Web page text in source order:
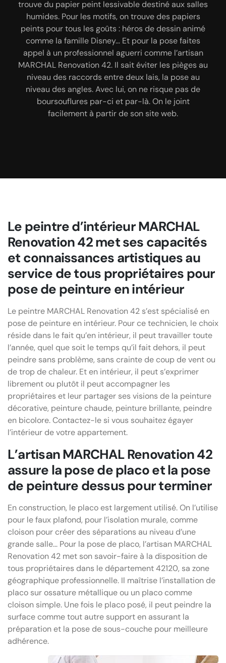
trouve du papier peint lessivable destiné aux salles
humides. Pour les motifs, on trouve des papiers
peints pour tous les goûts : héros de dessin animé
comme la famille Disney… Et pour la pose faites
appel à un professionnel aguerri comme l’artisan
MARCHAL Renovation 42. Il sait éviter les pièges au
niveau des raccords entre deux lais, la pose au
niveau des angles. Avec lui, on ne risque pas de
boursouflures par-ci et par-là. On le joint
facilement à partir de son site web.
Le papier peint ne cesse d’évoluer. Actuellement,
sur le marché, dans les magasins spécialisés, on
trouve du papier peint lessivable. Il existe une large
gamme de motifs pour satisfaire tous les goûts :
motifs géométriques, paysages, héros de cinéma…
Pour se retrouver dans tout cela,
l’accompagnement d’un professionnel comme
l’artisan MARCHAL Renovation 42 s’avère
nécessaire. Ainsi, le papier peint peut être utilisé
dans toutes les pièces de l’appartement, satisfaire
Le peintre MARCHAL Renovation 42 est le
spécialiste en travaux de peinture intérieur. Il
excelle dans la décoration intérieure. Pour donner
une animation visuelle à l’intérieur d’une maison, il
possède à sa disposition de nombreux matériaux.
On classe ces matériaux en deux groupes :
revêtements lourds et revêtements légers. Pour le
revêtement lourd, on trouve entre autre le béton
décoratif, le carrelage, la brique de parement… Pour
le revêtement léger on connaît mieux le papier
Le peintre d’intérieur MARCHAL
Renovation 42 met ses capacités
et connaissances artistiques au
service de tous propriétaires pour
pose de peinture en intérieur
Le peintre MARCHAL Renovation 42 s’est spécialisé en
pose de peinture en intérieur. Pour ce technicien, le choix
réside dans le fait qu’en intérieur, il peut travailler toute
l’année, quel que soit le temps qu’il fait dehors, il peut
peindre sans problème, sans crainte de coup de vent ou
de trop de chaleur. Et en intérieur, il peut s’exprimer
librement ou plutôt il peut accompagner les
propriétaires et leur partager ses visions de la peinture
décorative, peinture chaude, peinture brillante, peindre
en bicolore. Contactez-le si vous souhaitez égayer
l’intérieur de votre appartement.
L’artisan MARCHAL Renovation 42
assure la pose de placo et la pose
de peinture dessus pour terminer
En construction, le placo est largement utilisé. On l’utilise
pour le faux plafond, pour l’isolation murale, comme
cloison pour créer des séparations au niveau d’une
grande salle... Pour la pose de placo, l’artisan MARCHAL
Renovation 42 met son savoir-faire à la disposition de
tous propriétaires dans le département 42120, sa zone
géographique professionnelle. Il maîtrise l’installation de
placo sur ossature métallique ou un placo comme
cloison simple. Une fois le placo posé, il peut peindre la
surface comme tout autre support en assurant la
préparation et la pose de sous-couche pour meilleure
adhérence.